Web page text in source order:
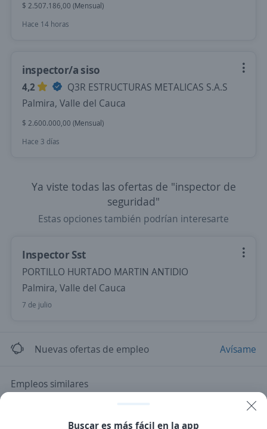
$ 2.507.186,00 (Mensual)
Hace 14 horas
inspector/a siso
4,2
Q3R ESTRUCTURAS METALICAS S.A.S
Palmira, Valle del Cauca
$ 2.600.000,00 (Mensual)
Hace 3 días
Ya viste todas las ofertas de "inspector de
seguridad"
Estas opciones también podrían interesarte
Inspector Sst
PORTILLO HURTADO MARTIN ANTIDIO
Palmira, Valle del Cauca
7 de julio
Nuevas ofertas de empleo Avísame
Empleos similares
Buscar es más fácil en la app